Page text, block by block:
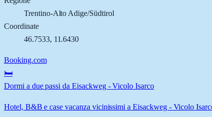
Trentino-Alto Adige/Südtirol
Coordinate
46.7533, 11.6430
Booking.com
🛏️
Dormi a due passi da Eisackweg - Vicolo Isarco
Hotel, B&B e case vacanza vicinissimi a Eisackweg - Vicolo